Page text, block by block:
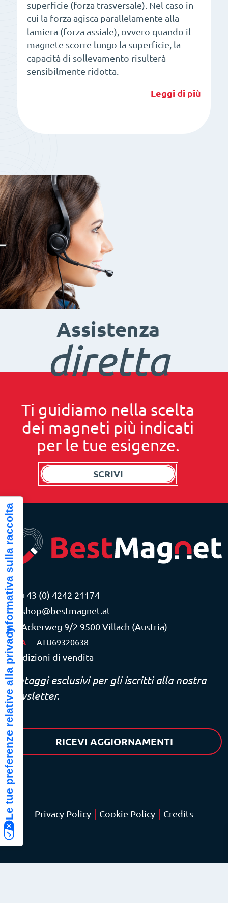
superficie (forza trasversale). Nel caso in
cui la forza agisca parallelamente alla
lamiera (forza assiale), ovvero quando il
magnete scorre lungo la superficie, la
capacità di sollevamento risulterà
sensibilmente ridotta.
Leggi di più
Assistenza
diretta
Ti guidiamo nella scelta
dei magneti più indicati
per le tue esigenze.
SCRIVI
+43 (0) 4242 21174
shop@bestmagnet.at
Ackerweg 9/2 9500 Villach (Austria)
P.IVA ATU69320638
Condizioni di vendita
Vantaggi esclusivi per gli iscritti alla nostra
newsletter.
RICEVI AGGIORNAMENTI
Privacy Policy Cookie Policy Credits
Le tue preferenze relative alla privacy
Informativa sulla raccolta